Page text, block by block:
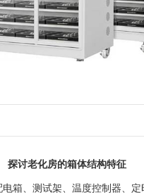
探讨老化房的箱体结构特征
箱、测试架、温度控制器、